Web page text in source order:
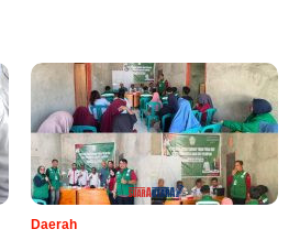
Daerah